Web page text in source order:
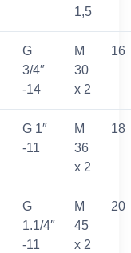
1,5
G
3/4″
-14
M
30
x 2
16
G 1″
-11
M
36
x 2
18
G
1.1/4″
-11
M
45
x 2
20